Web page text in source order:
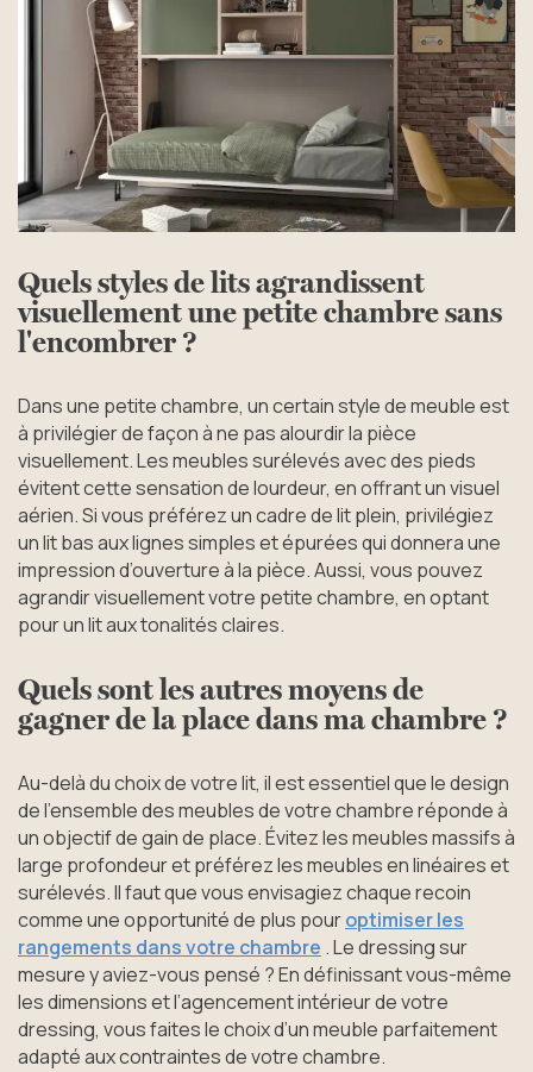
Quels styles de lits agrandissent
visuellement une petite chambre sans
l'encombrer ?
Dans une petite chambre, un certain style de meuble est
à privilégier de façon à ne pas alourdir la pièce
visuellement. Les meubles surélevés avec des pieds
évitent cette sensation de lourdeur, en offrant un visuel
aérien. Si vous préférez un cadre de lit plein, privilégiez
un lit bas aux lignes simples et épurées qui donnera une
impression d’ouverture à la pièce. Aussi, vous pouvez
agrandir visuellement votre petite chambre, en optant
pour un lit aux tonalités claires.
Quels sont les autres moyens de
gagner de la place dans ma chambre ?
Au-delà du choix de votre lit, il est essentiel que le design
de l’ensemble des meubles de votre chambre réponde à
un objectif de gain de place. Évitez les meubles massifs à
large profondeur et préférez les meubles en linéaires et
surélevés. Il faut que vous envisagiez chaque recoin
comme une opportunité de plus pouroptimiser les
rangements dans votre chambre . Le dressing sur
mesure y aviez-vous pensé ? En définissant vous-même
les dimensions et l’agencement intérieur de votre
dressing, vous faites le choix d’un meuble parfaitement
adapté aux contraintes de votre chambre.